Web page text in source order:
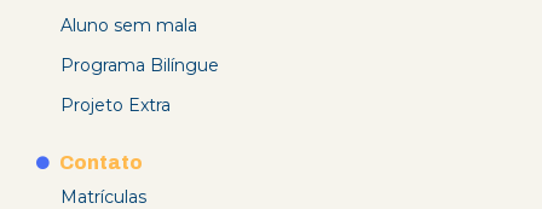
Aluno sem mala
Programa Bilíngue
Projeto Extra
Contato
Matrículas